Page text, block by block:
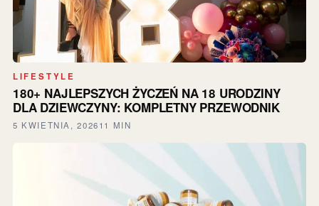
LIFESTYLE
180+ NAJLEPSZYCH ŻYCZEŃ NA 18 URODZINY
DLA DZIEWCZYNY: KOMPLETNY PRZEWODNIK
5 KWIETNIA, 202611 MIN